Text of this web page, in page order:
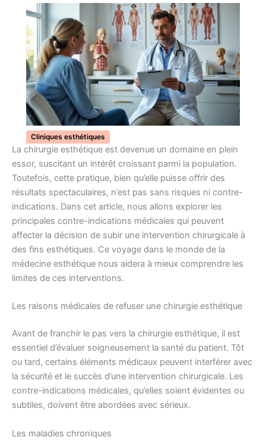
Cliniques esthétiques
La chirurgie esthétique est devenue un domaine en plein
essor, suscitant un intérêt croissant parmi la population.
Toutefois, cette pratique, bien qu’elle puisse offrir des
résultats spectaculaires, n’est pas sans risques ni contre-
indications. Dans cet article, nous allons explorer les
principales contre-indications médicales qui peuvent
affecter la décision de subir une intervention chirurgicale à
des fins esthétiques. Ce voyage dans le monde de la
médecine esthétique nous aidera à mieux comprendre les
limites de ces interventions.
Les raisons médicales de refuser une chirurgie esthétique
Avant de franchir le pas vers la chirurgie esthétique, il est
essentiel d’évaluer soigneusement la santé du patient. Tôt
ou tard, certains éléments médicaux peuvent interférer avec
la sécurité et le succès d’une intervention chirurgicale. Les
contre-indications médicales, qu’elles soient évidentes ou
subtiles, doivent être abordées avec sérieux.
Les maladies chroniques